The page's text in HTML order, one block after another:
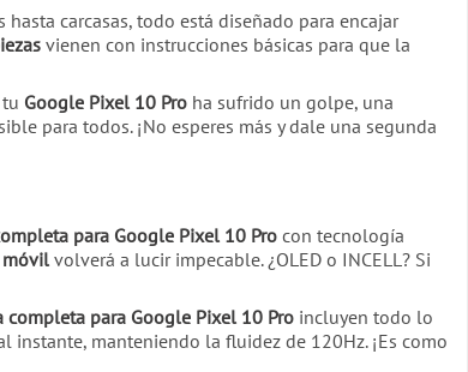
carcasas, todo está diseñado para encajar
vienen con instrucciones básicas para que la
Google Pixel 10 Pro ha sufrido un golpe, una
para todos. ¡No esperes más y dale una segunda
para Google Pixel 10 Pro con tecnología
móvil volverá a lucir impecable. ¿OLED o INCELL? Si
completa para Google Pixel 10 Pro incluyen todo lo
instante, manteniendo la fluidez de 120Hz. ¡Es como